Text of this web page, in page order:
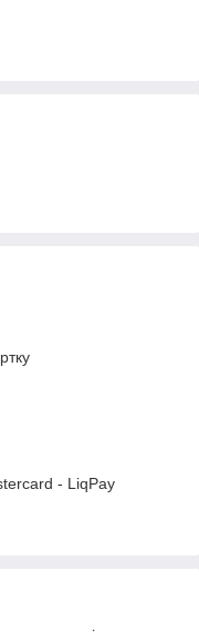
- LiqPay